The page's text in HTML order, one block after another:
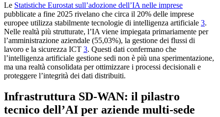
Le Statistiche Eurostat sull’adozione dell’IA nelle imprese
pubblicate a fine 2025 rivelano che circa il 20% delle imprese
europee utilizza stabilmente tecnologie di intelligenza artificiale 3.
Nelle realtà più strutturate, l’IA viene impiegata primariamente per
l’amministrazione aziendale (55,03%), la gestione dei flussi di
lavoro e la sicurezza ICT 3. Questi dati confermano che
l’intelligenza artificiale gestione sedi non è più una sperimentazione,
ma una realtà consolidata per ottimizzare i processi decisionali e
proteggere l’integrità dei dati distribuiti.
Infrastruttura SD-WAN: il pilastro
tecnico dell’AI per aziende multi-sede